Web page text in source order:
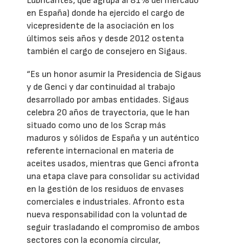
en España) donde ha ejercido el cargo de
vicepresidente de la asociación en los
últimos seis años y desde 2012 ostenta
también el cargo de consejero en Sigaus.
“Es un honor asumir la Presidencia de Sigaus
y de Genci y dar continuidad al trabajo
desarrollado por ambas entidades. Sigaus
celebra 20 años de trayectoria, que le han
situado como uno de los Scrap más
maduros y sólidos de España y un auténtico
referente internacional en materia de
aceites usados, mientras que Genci afronta
una etapa clave para consolidar su actividad
en la gestión de los residuos de envases
comerciales e industriales. Afronto esta
nueva responsabilidad con la voluntad de
seguir trasladando el compromiso de ambos
sectores con la economía circular,